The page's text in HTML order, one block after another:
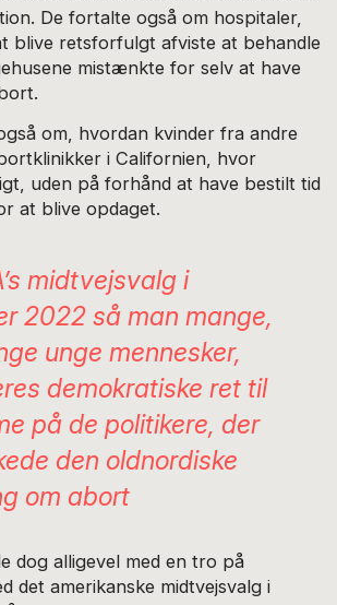
De fortalte også om hospitaler,
blive retsforfulgt afviste at behandle
mistænkte for selv at have
om, hvordan kvinder fra andre
i Californien, hvor
uden på forhånd at have bestilt tid
at blive opdaget.
midtvejsvalg i
2022 så man mange,
unge mennesker,
demokratiske ret til
på de politikere, der
den oldnordiske
om abort
dog alligevel med en tro på
det amerikanske midtvejsvalg i